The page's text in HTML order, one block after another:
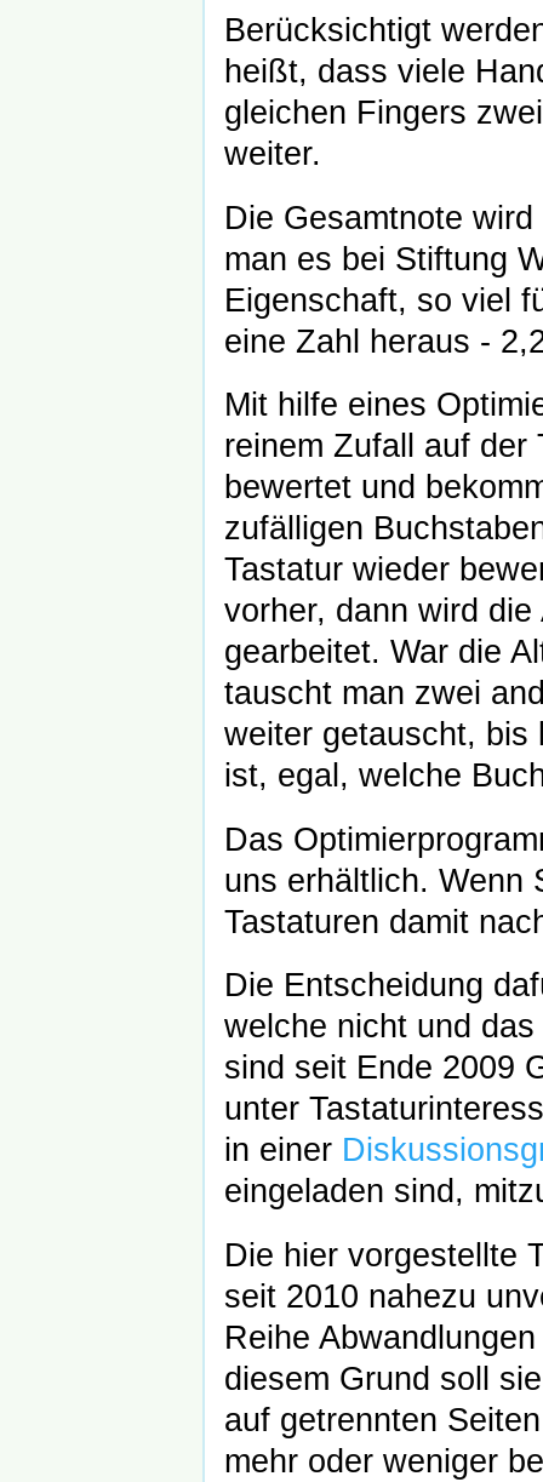
Berücksichtigt
heißt, dass viele
gleichen Fingers
weiter.
Die Gesamtnote
man es bei Stiftung
Eigenschaft, so viel
eine Zahl heraus -
Mit hilfe eines
reinem Zufall auf
bewertet und
zufälligen
Tastatur wieder
vorher, dann wird
gearbeitet. War die
tauscht man zwei
weiter getauscht, bis
ist, egal, welche
Das
uns erhältlich. Wenn
Tastaturen damit
Die Entscheidung
welche nicht und
sind seit Ende 2009
unter
in einer
eingeladen sind,
Die hier vorgestellte
seit 2010 nahezu
Reihe
diesem Grund soll
auf getrennten
mehr oder weniger